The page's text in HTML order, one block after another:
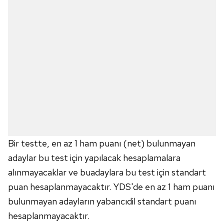
Bir testte, en az 1 ham puanı (net) bulunmayan
adaylar bu test için yapılacak hesaplamalara
alınmayacaklar ve buadaylara bu test için standart
puan hesaplanmayacaktır. YDS'de en az 1 ham puanı
bulunmayan adayların yabancıdil standart puanı
hesaplanmayacaktır.